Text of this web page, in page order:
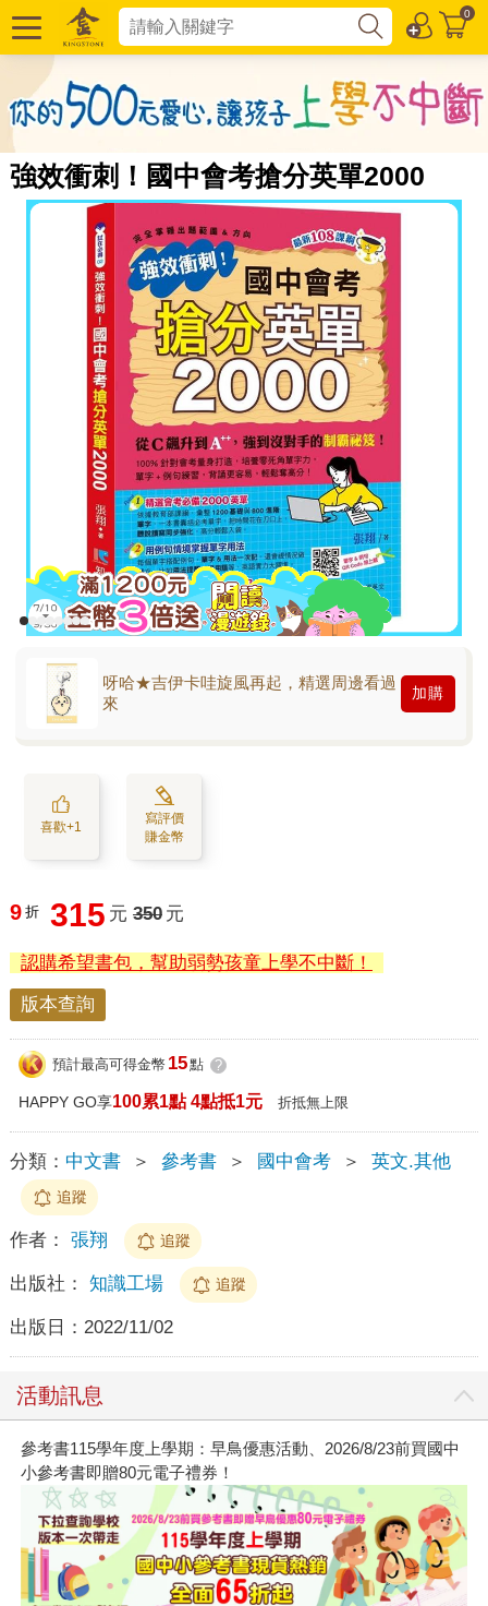
0
強效衝刺！國中會考搶分英單2000
呀哈★吉伊卡哇旋風再起，精選周邊看過
來
加購
喜歡+1
寫評價
賺金幣
9 折 315 元 350 元
認購希望書包，幫助弱勢孩童上學不中斷！
版本查詢
預計最高可得金幣 15點 ?
HAPPY GO享100累1點 4點抵1元 折抵無上限
分類： 中文書 ＞ 參考書 ＞ 國中會考 ＞ 英文.其他
追蹤
作者： 張翔 追蹤
出版社： 知識工場 追蹤
出版日： 2022/11/02
活動訊息
參考書115學年度上學期：早鳥優惠活動、2026/8/23前買國中
小參考書即贈80元電子禮券！